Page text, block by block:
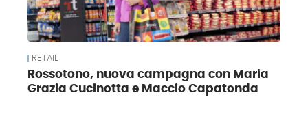
RETAIL
Rossotono, nuova campagna con Maria
Grazia Cucinotta e Maccio Capatonda